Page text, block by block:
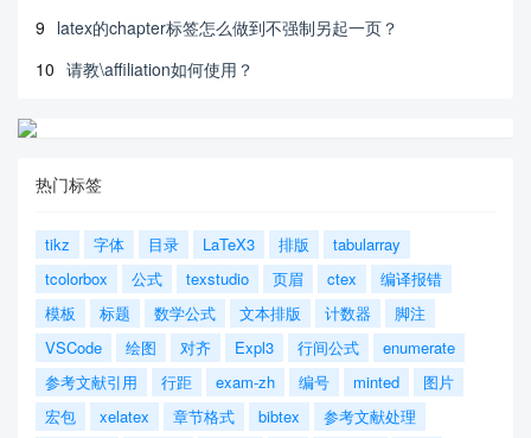
9 latex的chapter标签怎么做到不强制另起一页？
10 请教\affiliation如何使用？
热门标签
tikz 字体 目录 LaTeX3 排版
tabularray
tcolorbox
公式 texstudio 页眉 ctex
编译报错
模板
标题 数学公式 文本排版 计数器
脚注
VSCode
绘图 对齐 Expl3 行间公式
enumerate
参考文献引用
行距 exam-zh 编号 minted
图片
宏包
xelatex 章节格式 bibtex
参考文献处理